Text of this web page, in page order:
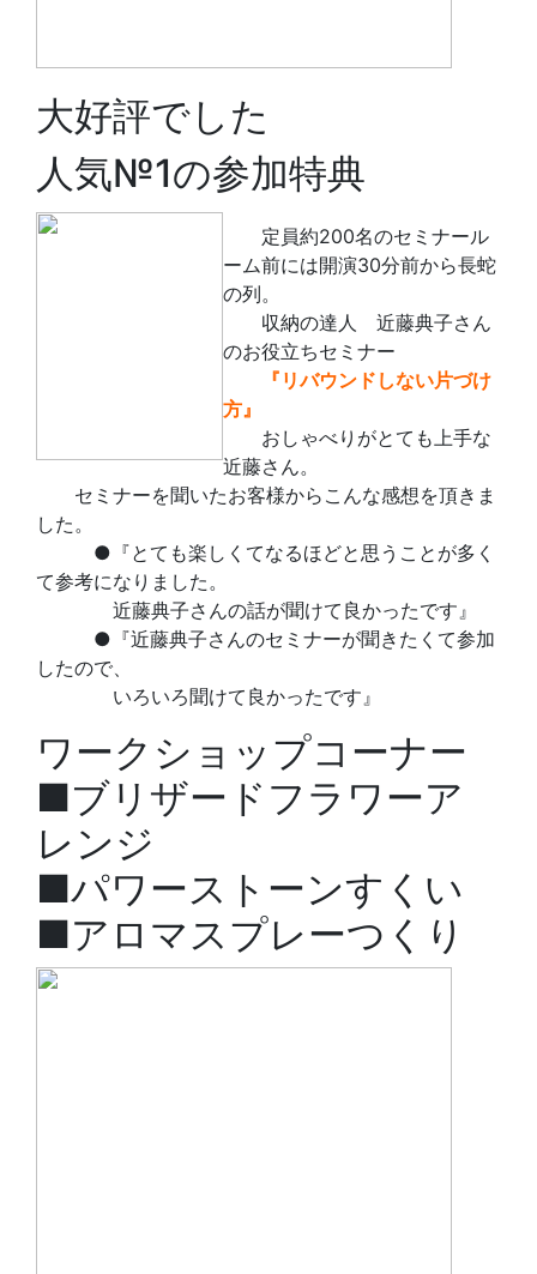
大好評でした
人気№1の参加特典
定員約200名のセミナール
ーム前には開演30分前から長蛇
の列。
収納の達人 近藤典子さん
のお役立ちセミナー
『リバウンドしない片づけ
方』
おしゃべりがとても上手な
近藤さん。
セミナーを聞いたお客様からこんな感想を頂きま
した。
●『とても楽しくてなるほどと思うことが多く
て参考になりました。
近藤典子さんの話が聞けて良かったです』
●『近藤典子さんのセミナーが聞きたくて参加
したので、
いろいろ聞けて良かったです』
ワークショップコーナー
■ブリザードフラワーア
レンジ
■パワーストーンすくい
■アロマスプレーつくり